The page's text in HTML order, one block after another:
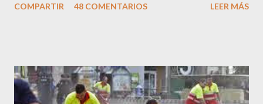
los okupas, los red skins, los sharps o los anarcos porque a estos
caballeretes salieran en Valencia a la calle, dispuestos a hacer lo
que les viniera en gana, manifestarse sin la autorización
COMPARTIR 48 COMENTARIOS LEER MÁS